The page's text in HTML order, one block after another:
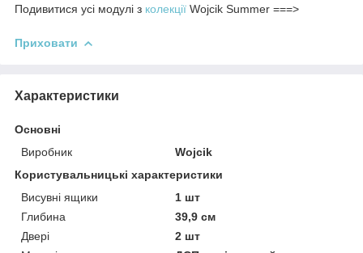
Подивитися усі модулі з колекції Wojcik Summer ===>
Приховати
Характеристики
Основні
Виробник
Wojcik
Користувальницькі характеристики
Висувні ящики
1 шт
Глибина
39,9 см
Двері
2 шт